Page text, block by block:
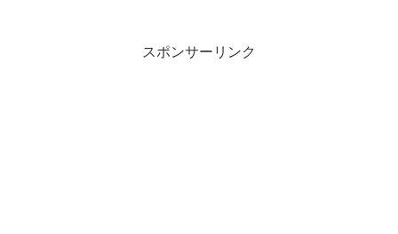
スポンサーリンク